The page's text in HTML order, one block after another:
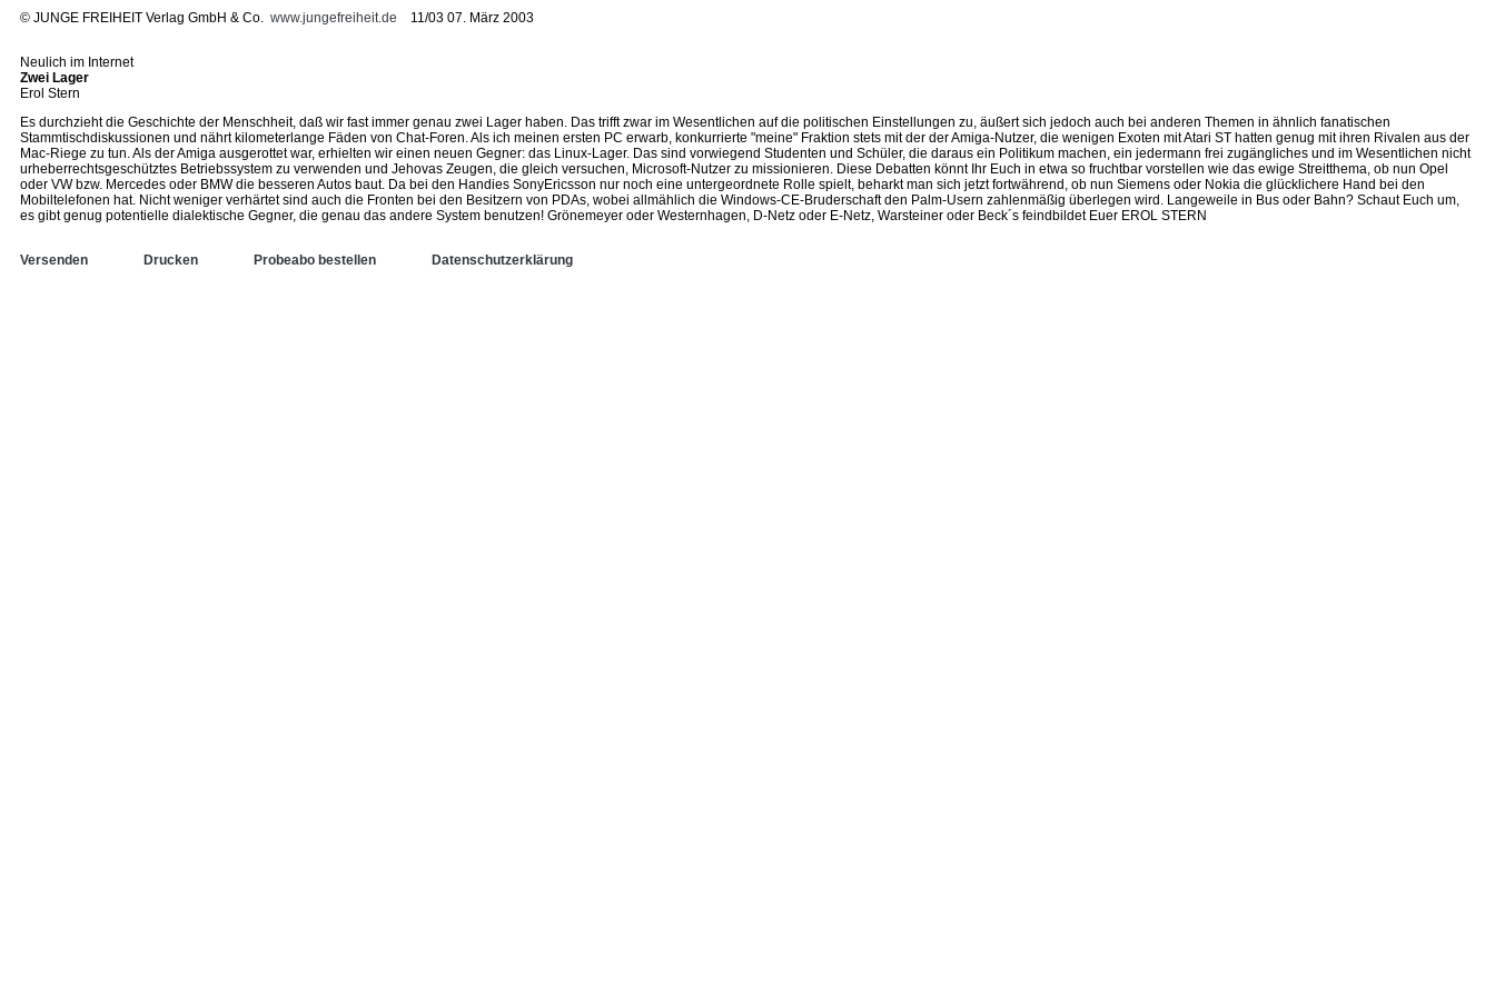
© JUNGE FREIHEIT Verlag GmbH & Co. www.jungefreiheit.de 11/03 07. März 2003
Neulich im Internet
Zwei Lager
Erol Stern
Es durchzieht die Geschichte der Menschheit, daß wir fast immer genau zwei Lager haben. Das trifft zwar im Wesentlichen auf die politischen Einstellungen zu, äußert sich jedoch auch bei anderen Themen in ähnlich fanatischen
Stammtischdiskussionen und nährt kilometerlange Fäden von Chat-Foren. Als ich meinen ersten PC erwarb, konkurrierte "meine" Fraktion stets mit der der Amiga-Nutzer, die wenigen Exoten mit Atari ST hatten genug mit ihren Rivalen aus der
Mac-Riege zu tun. Als der Amiga ausgerottet war, erhielten wir einen neuen Gegner: das Linux-Lager. Das sind vorwiegend Studenten und Schüler, die daraus ein Politikum machen, ein jedermann frei zugängliches und im Wesentlichen nicht
urheberrechtsgeschütztes Betriebssystem zu verwenden und Jehovas Zeugen, die gleich versuchen, Microsoft-Nutzer zu missionieren. Diese Debatten könnt Ihr Euch in etwa so fruchtbar vorstellen wie das ewige Streitthema, ob nun Opel
oder VW bzw. Mercedes oder BMW die besseren Autos baut. Da bei den Handies SonyEricsson nur noch eine untergeordnete Rolle spielt, beharkt man sich jetzt fortwährend, ob nun Siemens oder Nokia die glücklichere Hand bei den
Mobiltelefonen hat. Nicht weniger verhärtet sind auch die Fronten bei den Besitzern von PDAs, wobei allmählich die Windows-CE-Bruderschaft den Palm-Usern zahlenmäßig überlegen wird. Langeweile in Bus oder Bahn? Schaut Euch um,
es gibt genug potentielle dialektische Gegner, die genau das andere System benutzen! Grönemeyer oder Westernhagen, D-Netz oder E-Netz, Warsteiner oder Beck´s feindbildet Euer EROL STERN
Versenden Drucken Probeabo bestellen Datenschutzerklärung